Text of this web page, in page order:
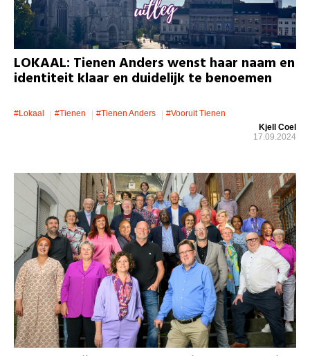
LOKAAL: Tienen Anders wenst haar naam en
identiteit klaar en duidelijk te benoemen
#lokaal #Tienen #Tienen Anders
#Vooruit Tienen
Kjell Coel
17.09.2024